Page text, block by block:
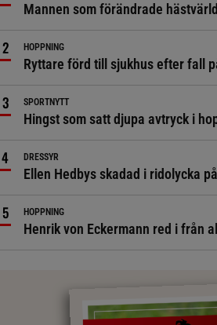
Mannen som förändrade
HOPPNING
Ryttare förd till sjukhus efter fall
SPORTNYTT
Hingst som satt djupa avtryck i
DRESSYR
Ellen Hedbys skadad i ridolycka
HOPPNING
Henrik von Eckermann red i från